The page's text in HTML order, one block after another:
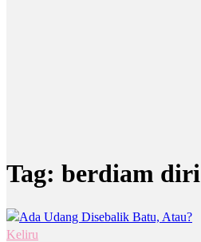
Tag: berdiam diri
Keliru